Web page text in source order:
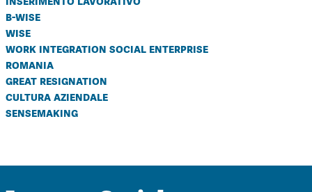
b-wise
wise
work integration social enterprise
romania
great resignation
cultura aziendale
sensemaking